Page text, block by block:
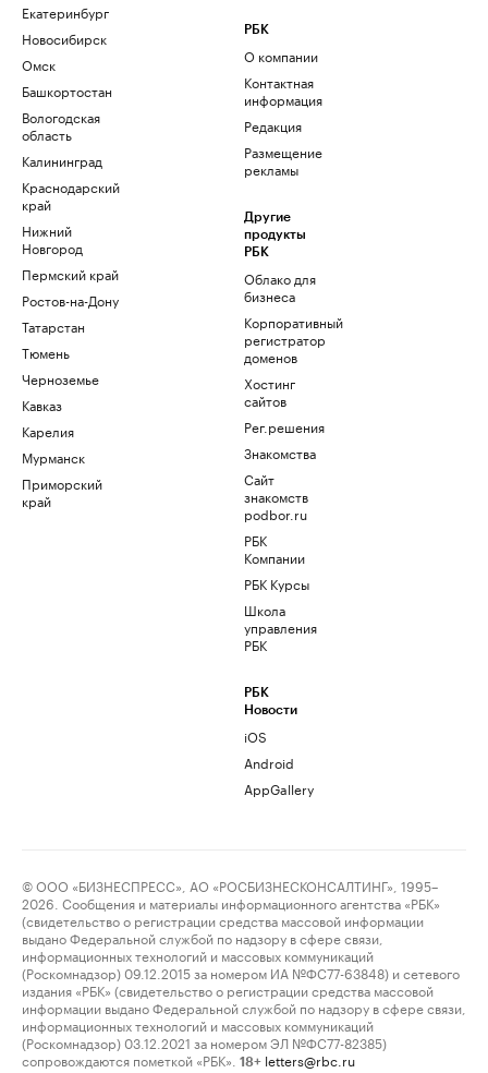
Екатеринбург
Новосибирск
Омск
Башкортостан
Вологодская
область
Калининград
Краснодарский
край
Нижний
Новгород
Пермский край
Ростов-на-Дону
Татарстан
Тюмень
Черноземье
Кавказ
Карелия
Мурманск
Приморский
край
РБК
О компании
Контактная
информация
Редакция
Размещение
рекламы
Другие
продукты
РБК
Облако для
бизнеса
Корпоративный
регистратор
доменов
Хостинг
сайтов
Рег.решения
Знакомства
Сайт
знакомств
podbor.ru
РБК
Компании
РБК Курсы
Школа
управления
РБК
РБК
Новости
iOS
Android
AppGallery
© ООО «БИЗНЕСПРЕСС», АО «РОСБИЗНЕСКОНСАЛТИНГ», 1995–
2026. Сообщения и материалы информационного агентства «РБК»
(свидетельство о регистрации средства массовой информации
выдано Федеральной службой по надзору в сфере связи,
информационных технологий и массовых коммуникаций
(Роскомнадзор) 09.12.2015 за номером ИА №ФС77-63848) и сетевого
издания «РБК» (свидетельство о регистрации средства массовой
информации выдано Федеральной службой по надзору в сфере связи,
информационных технологий и массовых коммуникаций
(Роскомнадзор) 03.12.2021 за номером ЭЛ №ФС77-82385)
сопровождаются пометкой «РБК».
18+ letters@rbc.ru